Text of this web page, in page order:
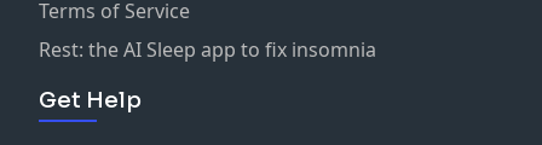
Terms of Service
Rest: the AI Sleep app to fix insomnia
Get Help